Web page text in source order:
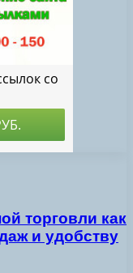
торговли как
и удобству